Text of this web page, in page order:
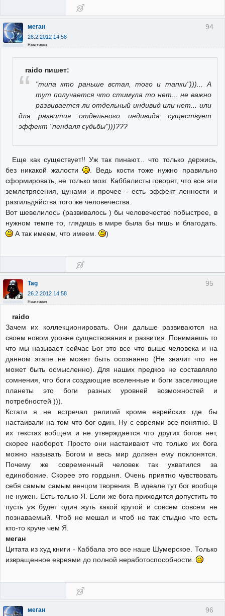
94
меган
26.2.2012 14:58
Неактивен
raido пишет:
"типа кто раньше встал, того и тапки")))... А
тут получается что стимула то нет... не важно
развивается ли отдельный индивид или нет... или
для развития отдельного индивида существует
эффект "пендаля судьбы")))???
Еще как существует!! Уж так пинают... что только держись,
без никакой жалости
. Ведь кости тоже нужно правильно
сформировать, не только мозг. Каббалисты говорят, что все эти
землетрясения, цунами и прочее - есть эффект ленности и
разгильдяйства того же человечества.
Вот шевелилось (развивалось ) бы человечество побыстрее, в
нужном темпе то, глядишь в мире была бы тишь и благодать.
А так имеем, что имеем.
)
95
Tag
26.2.2012 14:58
Неактивен
raido
Зачем их коллекционировать. Они дальше развиваются на
своем новом уровне существования и развития. Понимаешь то
что мы называет сейчас Бог это все что выше человека и на
данном этапе не может быть осознанно (Не значит что не
может быть осмысленно). Для наших предков не составляло
сомнения, что боги создающие вселенные и боги заселяющие
планеты это боги разных уровней возможностей и
потребностей ))).
Кстати я не встречал религий кроме еврейских где бы
настаивали на том что бог один. Ну с евреями все понятно. В
их текстах вобщем и не утверждается что других богов нет,
скорее наоборот. Просто они настаивают что только их бога
можно называть Богом и весь мир должен ему поклонятся.
Почему же современный человек так ухватился за
единобожие. Скорее это гордыня. Очень приятно чувствовать
себя самым самым венцом творения. В идеале тут бог вообще
не нужен. Есть только Я. Если же бога приходится допустить то
пусть уж будет один жуть какой крутой и совсем совсем не
познаваемый. Чтоб не мешал и чтоб не так стыдно что есть
кто-то круче чем Я.
меган
Цитата из худ книги - Каббала это все наше Шумерское. Только
извращенное евреями до полной неработоспособности.
96
меган